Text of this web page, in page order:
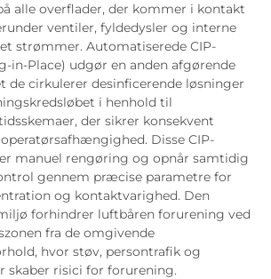
alle overflader, der kommer i kontakt
ventiler, fyldedysler og interne
strømmer. Automatiserede CIP-
in-Place) udgør en anden afgørende
de cirkulerer desinficerende løsninger
i henhold til
der sikrer konsekvent
Disse CIP-
manuel rengøring og opnår samtidig
gennem præcise parametre for
og kontaktvarighed. Den
forhindrer luftbåren forurening ved
fra de omgivende
hvor støv, persontrafik og
skaber risici for forurening.